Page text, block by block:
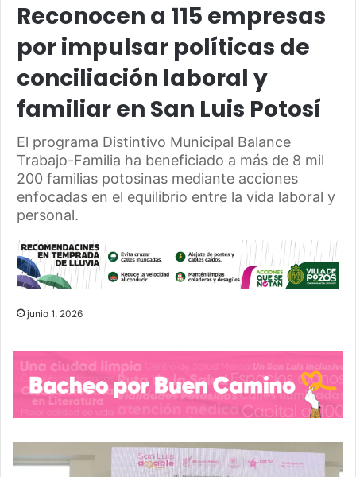
Reconocen a 115 empresas
por impulsar políticas de
conciliación laboral y
familiar en San Luis Potosí
El programa Distintivo Municipal Balance
Trabajo-Familia ha beneficiado a más de 8 mil
200 familias potosinas mediante acciones
enfocadas en el equilibrio entre la vida laboral y
personal.
junio 1, 2026